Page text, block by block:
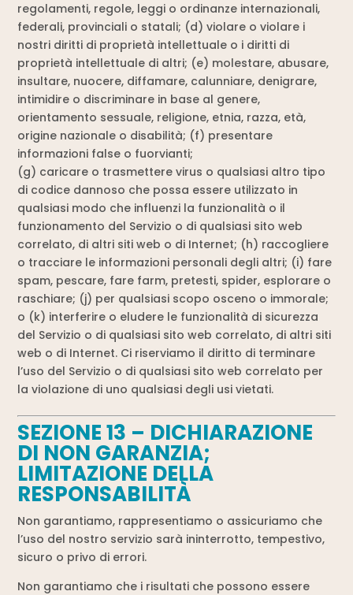
regolamenti, regole, leggi o ordinanze internazionali,
federali, provinciali o statali; (d) violare o violare i
nostri diritti di proprietà intellettuale o i diritti di
proprietà intellettuale di altri; (e) molestare, abusare,
insultare, nuocere, diffamare, calunniare, denigrare,
intimidire o discriminare in base al genere,
orientamento sessuale, religione, etnia, razza, età,
origine nazionale o disabilità; (f) presentare
informazioni false o fuorvianti;
(g) caricare o trasmettere virus o qualsiasi altro tipo
di codice dannoso che possa essere utilizzato in
qualsiasi modo che influenzi la funzionalità o il
funzionamento del Servizio o di qualsiasi sito web
correlato, di altri siti web o di Internet; (h) raccogliere
o tracciare le informazioni personali degli altri; (i) fare
spam, pescare, fare farm, pretesti, spider, esplorare o
raschiare; (j) per qualsiasi scopo osceno o immorale;
o (k) interferire o eludere le funzionalità di sicurezza
del Servizio o di qualsiasi sito web correlato, di altri siti
web o di Internet. Ci riserviamo il diritto di terminare
l’uso del Servizio o di qualsiasi sito web correlato per
la violazione di uno qualsiasi degli usi vietati.
SEZIONE 13 – DICHIARAZIONE
DI NON GARANZIA;
LIMITAZIONE DELLA
RESPONSABILITÀ
Non garantiamo, rappresentiamo o assicuriamo che
l’uso del nostro servizio sarà ininterrotto, tempestivo,
sicuro o privo di errori.
Non garantiamo che i risultati che possono essere